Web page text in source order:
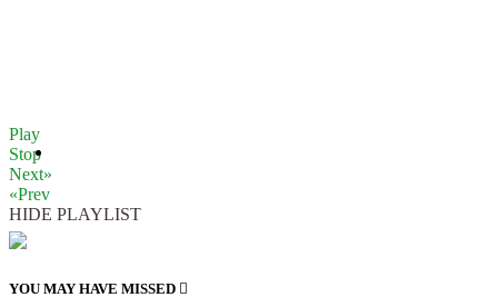
Play
Stop
Next»
«Prev
HIDE PLAYLIST
YOU MAY HAVE MISSED